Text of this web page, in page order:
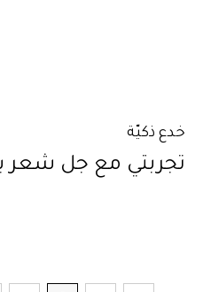
خدع ذكيّة
تجربتي مع جل شعر